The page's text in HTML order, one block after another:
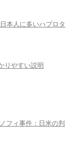
本人に多いハプロタ
りやすい説明
フィ事件：日米の判